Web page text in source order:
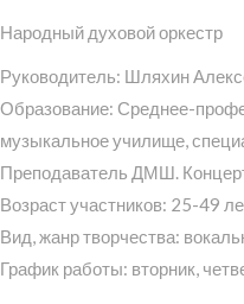
Народный духовой оркестр
Руководитель: Шляхин
Образование: Среднее-
музыкальное училище,
Преподаватель ДМШ.
Возраст участников: 25-49
Вид, жанр творчества:
График работы: вторник,